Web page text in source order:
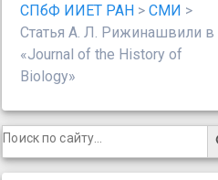
СПбФ ИИЕТ РАН >СМИ >
Статья А. Л. Рижинашвили в
«Journal of the History of
Biology»
Search
for: